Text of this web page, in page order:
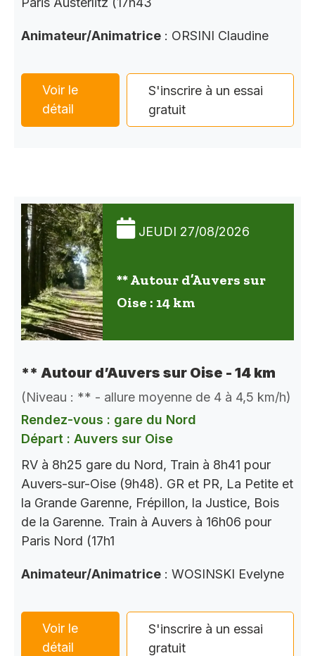
Animateur/Animatrice : ORSINI Claudine
Voir le
détail
S'inscrire à un essai
gratuit
JEUDI 27/08/2026
** Autour d’Auvers sur
Oise : 14 km
** Autour d’Auvers sur Oise - 14 km
(Niveau : ** - allure moyenne de 4 à 4,5 km/h)
Rendez-vous : gare du Nord
Départ : Auvers sur Oise
RV à 8h25 gare du Nord, Train à 8h41 pour
Auvers-sur-Oise (9h48). GR et PR, La Petite et
la Grande Garenne, Frépillon, la Justice, Bois
de la Garenne. Train à Auvers à 16h06 pour
Paris Nord (17h1
Animateur/Animatrice : WOSINSKI Evelyne
Voir le
détail
S'inscrire à un essai
gratuit